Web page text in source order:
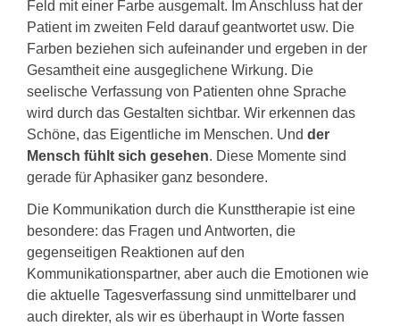
Feld mit einer Farbe ausgemalt. Im Anschluss hat der
Patient im zweiten Feld darauf geantwortet usw. Die
Farben beziehen sich aufeinander und ergeben in der
Gesamtheit eine ausgeglichene Wirkung. Die
seelische Verfassung von Patienten ohne Sprache
wird durch das Gestalten sichtbar. Wir erkennen das
Schöne, das Eigentliche im Menschen. Und der
Mensch fühlt sich gesehen. Diese Momente sind
gerade für Aphasiker ganz besondere.
Die Kommunikation durch die Kunsttherapie ist eine
besondere: das Fragen und Antworten, die
gegenseitigen Reaktionen auf den
Kommunikationspartner, aber auch die Emotionen wie
die aktuelle Tagesverfassung sind unmittelbarer und
auch direkter, als wir es überhaupt in Worte fassen